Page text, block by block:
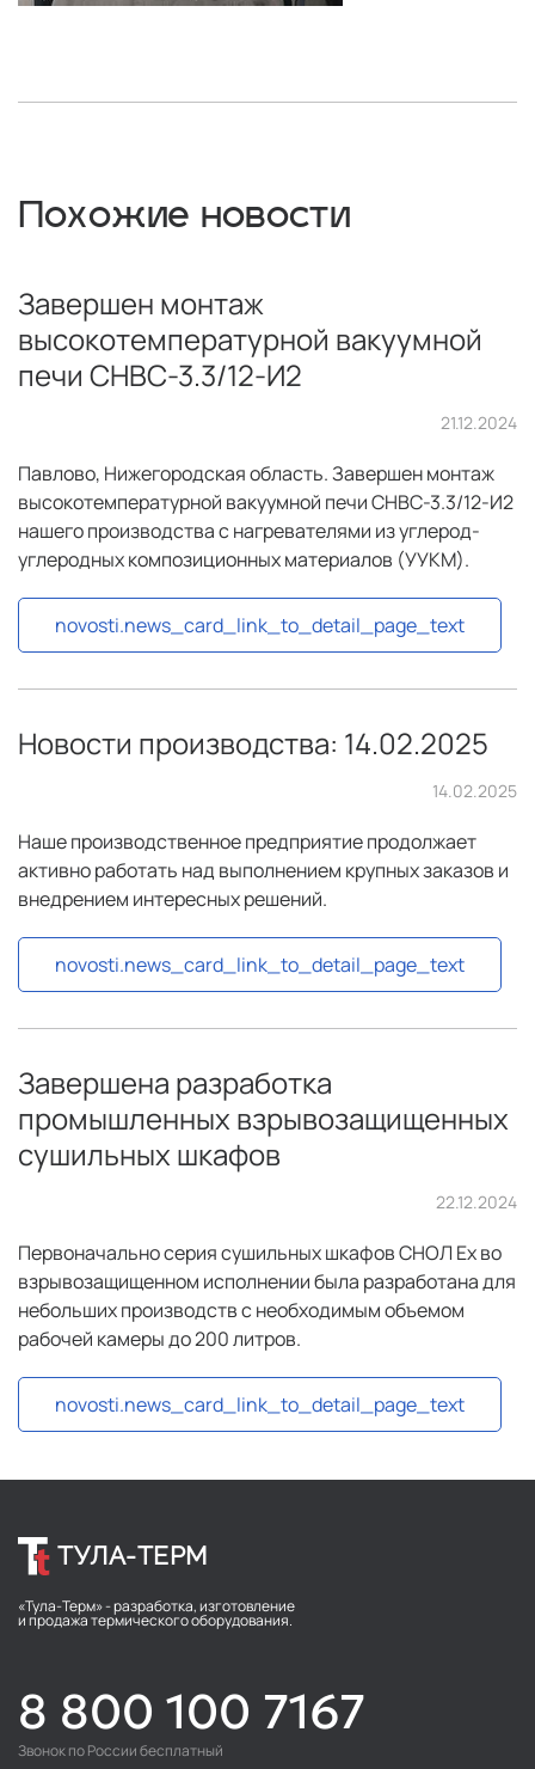
Похожие новости
Завершен монтаж
высокотемпературной вакуумной
печи СНВС-3.3/12-И2
21.12.2024
Павлово, Нижегородская область. Завершен монтаж
высокотемпературной вакуумной печи СНВС-3.3/12-И2
нашего производства с нагревателями из углерод-
углеродных композиционных материалов (УУКМ).
novosti.news_card_link_to_detail_page_text
Новости производства: 14.02.2025
14.02.2025
Наше производственное предприятие продолжает
активно работать над выполнением крупных заказов и
внедрением интересных решений.
novosti.news_card_link_to_detail_page_text
Завершена разработка
промышленных взрывозащищенных
сушильных шкафов
22.12.2024
Первоначально серия сушильных шкафов СНОЛ Ех во
взрывозащищенном исполнении была разработана для
небольших производств с необходимым объемом
рабочей камеры до 200 литров.
novosti.news_card_link_to_detail_page_text
ТУЛА-ТЕРМ
«Тула-Терм» - разработка, изготовление
и продажа термического оборудования.
8 800 100 7167
Звонок по России бесплатный